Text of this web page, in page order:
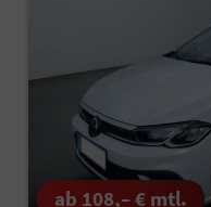
ab 108,– € mtl.